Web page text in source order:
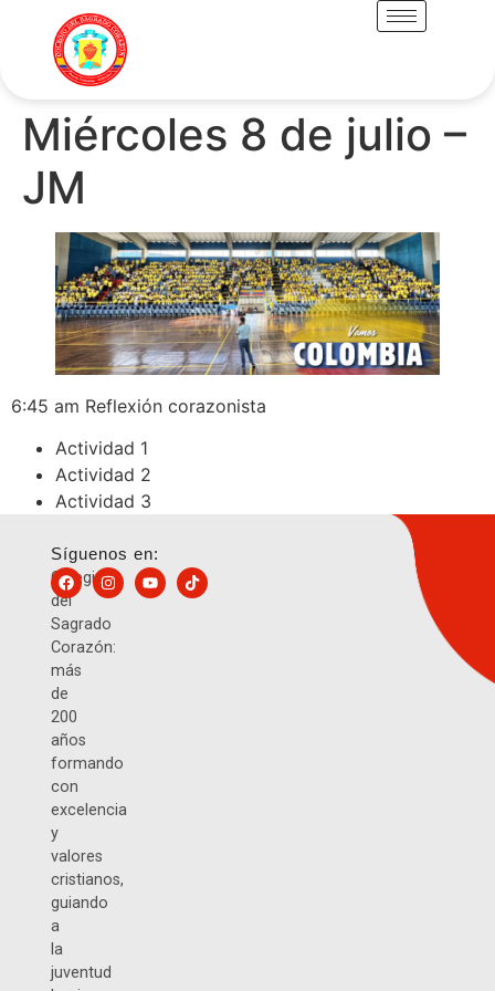
Miércoles 8 de julio –
JM
6:45 am Reflexión corazonista
Actividad 1
Actividad 2
Actividad 3
Colegio
del
Sagrado
Corazón:
más
de
200
años
formando
con
excelencia
y
valores
cristianos,
guiando
a
la
juventud
Síguenos en: